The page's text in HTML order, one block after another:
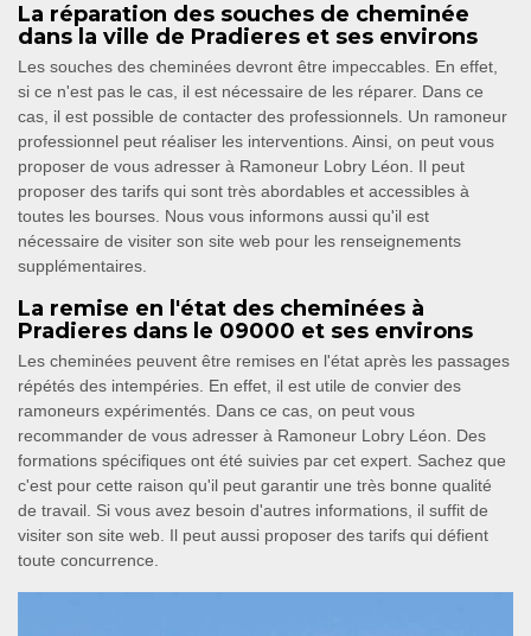
La réparation des souches de cheminée
dans la ville de Pradieres et ses environs
Les souches des cheminées devront être impeccables. En effet,
si ce n'est pas le cas, il est nécessaire de les réparer. Dans ce
cas, il est possible de contacter des professionnels. Un ramoneur
professionnel peut réaliser les interventions. Ainsi, on peut vous
proposer de vous adresser à Ramoneur Lobry Léon. Il peut
proposer des tarifs qui sont très abordables et accessibles à
toutes les bourses. Nous vous informons aussi qu'il est
nécessaire de visiter son site web pour les renseignements
supplémentaires.
La remise en l'état des cheminées à
Pradieres dans le 09000 et ses environs
Les cheminées peuvent être remises en l'état après les passages
répétés des intempéries. En effet, il est utile de convier des
ramoneurs expérimentés. Dans ce cas, on peut vous
recommander de vous adresser à Ramoneur Lobry Léon. Des
formations spécifiques ont été suivies par cet expert. Sachez que
c'est pour cette raison qu'il peut garantir une très bonne qualité
de travail. Si vous avez besoin d'autres informations, il suffit de
visiter son site web. Il peut aussi proposer des tarifs qui défient
toute concurrence.